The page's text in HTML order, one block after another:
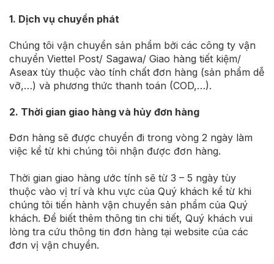
1. Dịch vụ chuyển phát
Chúng tôi vận chuyển sản phẩm bởi các công ty vận
chuyển Viettel Post/ Sagawa/ Giao hàng tiết kiệm/
Aseax tùy thuộc vào tính chất đơn hàng (sản phẩm dễ
vỡ,…) và phương thức thanh toán (COD,…).
2. Thời gian giao hàng và hủy đơn hàng
Đơn hàng sẽ được chuyển đi trong vòng 2 ngày làm
việc kể từ khi chúng tôi nhận được đơn hàng.
Thời gian giao hàng ước tính sẽ từ 3 – 5 ngày tùy
thuộc vào vị trí và khu vực của Quý khách kể từ khi
chúng tôi tiến hành vận chuyển sản phẩm của Quý
khách. Để biết thêm thông tin chi tiết, Quý khách vui
lòng tra cứu thông tin đơn hàng tại website của các
đơn vị vận chuyển.